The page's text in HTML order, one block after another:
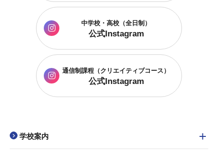
中学校・高校（全日制）
公式Instagram
通信制課程 （クリエイティブコース）
公式Instagram
学校案内